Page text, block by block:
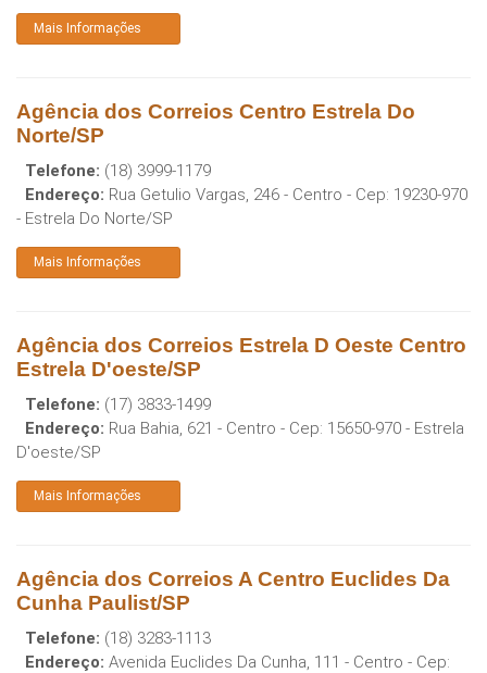
Mais Informações
Agência dos Correios Centro Estrela Do
Norte/SP
Telefone: (18) 3999-1179
Endereço: Rua Getulio Vargas, 246 - Centro - Cep: 19230-970
- Estrela Do Norte/SP
Mais Informações
Agência dos Correios Estrela D Oeste Centro
Estrela D'oeste/SP
Telefone: (17) 3833-1499
Endereço: Rua Bahia, 621 - Centro - Cep: 15650-970 - Estrela
D'oeste/SP
Mais Informações
Agência dos Correios A Centro Euclides Da
Cunha Paulist/SP
Telefone: (18) 3283-1113
Endereço: Avenida Euclides Da Cunha, 111 - Centro - Cep: